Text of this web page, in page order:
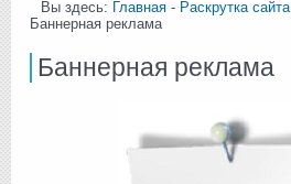
Вы здесь: Главная - Раскрутка сайта
Баннерная реклама
Баннерная реклама